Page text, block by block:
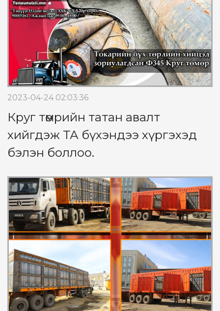
2023-04-24 02:03:36
Круг төмрийн татан авалт
хийгдэж ТА бүхэндээ хүргэхэд
бэлэн боллоо.